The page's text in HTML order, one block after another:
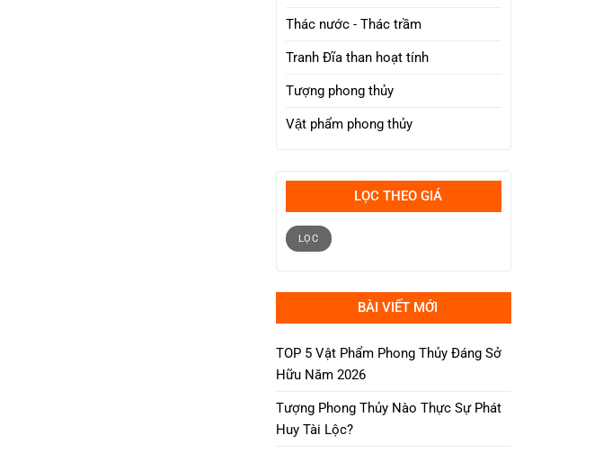
Thác nước - Thác trầm
Tranh Đĩa than hoạt tính
Tượng phong thủy
Vật phẩm phong thủy
LỌC THEO GIÁ
Giá
tối
thiểu
Giá
tối
đa
LỌC
BÀI VIẾT MỚI
TOP 5 Vật Phẩm Phong Thủy Đáng Sở
Hữu Năm 2026
Tượng Phong Thủy Nào Thực Sự Phát
Huy Tài Lộc?